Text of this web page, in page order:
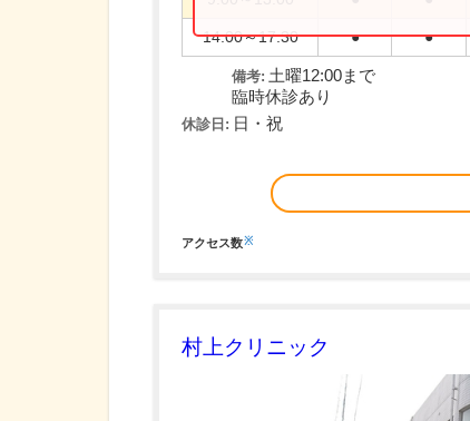
14:00～17:30 ● ●
備考: 土曜12:00まで
臨時休診あり
休診日: 日・祝
アクセス数※
村上クリニック